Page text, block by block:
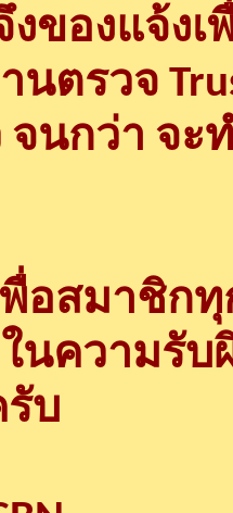
งของแจ้ง
นตรวจ
นกว่า จะ
อสมาชิก
นความรั
บ